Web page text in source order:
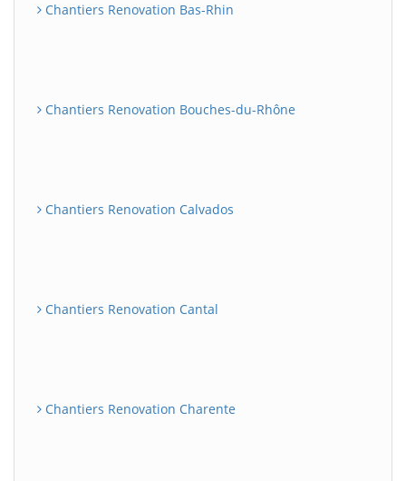
Chantiers Renovation Bas-Rhin
Chantiers Renovation Bouches-du-Rhône
Chantiers Renovation Calvados
Chantiers Renovation Cantal
Chantiers Renovation Charente